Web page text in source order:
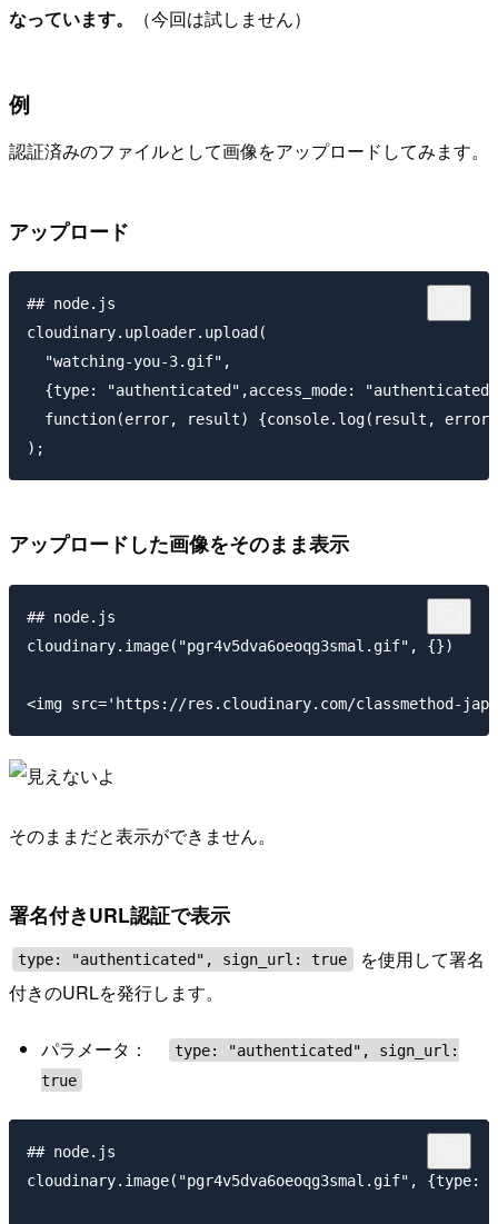
なっています。
（今回は試しません）
例
認証済みのファイルとして画像をアップロードしてみます。
アップロード
## node.js
cloudinary.uploader.upload(
  "watching-you-3.gif",
{type: "authenticated",access_mode:
function(error, result) {console.log(result,
アップロードした画像をそのまま表示
## node.js
cloudinary.image("pgr4v5dva6oeoqg3smal.gif", {})
そのままだと表示ができません。
署名付きURL認証で表示
type: "authenticated", sign_url: true
を使用して署名
付きのURLを発行します。
パラメータ：
type: "authenticated", sign_url:
true
## node.js
cloudinary.image("pgr4v5dva6oeoqg3smal.gif",